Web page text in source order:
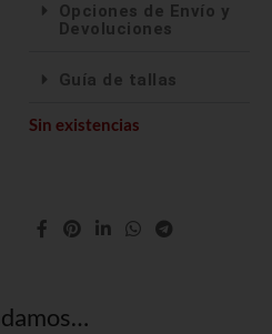
Opciones de Envío y
Devoluciones
Guía de tallas
Sin existencias